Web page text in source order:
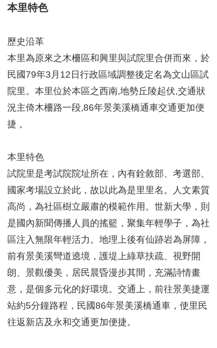
檢
索
統
文
化
局
化
資
市
區
里
界
說
臺
北
鄰
長
冊
本里特色
歷史沿革
本里為原來之木柵區和興里與試院里合併而來，於
民國79年3月12日行政區域調整後定名為文山區試
院里。本里位於本區之西南,地勢丘陵起伏,交通狀
況主倚木柵路一段,86年景美溪橋通車交通更加便
捷 。
本里特色
試院里是考試院院址所在，內有銓敘部、考選部、
國家考場設立於此，故以此為是里里名。人文素質
高尚，為社區樹立嚴肅的模範作用。世新大學，則
是國內新聞傳播人員的搖籃，聚集年輕學子，為社
區注入無限年輕活力。地理上後有仙跡岩為屏障，
前有景美溪彎道遶境，護堤上綠草扶疏、視野開
朗、景觀優美，居民晨昏漫步其間，充滿詩情畫
意，是個多元化的好環境。交通上，前往景美捷運
站約5分鐘路程，民國86年景美溪橋通車，使里民
往返新店及永和交通更加便捷。